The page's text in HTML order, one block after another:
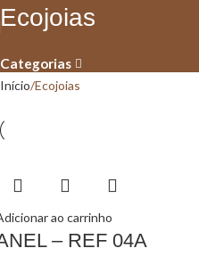
Ecojoias
Categorias
Início Ecojoias
ao carrinho
– REF 04A